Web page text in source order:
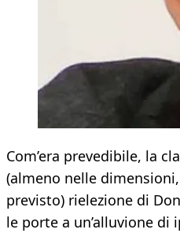
Com’era prevedibile, la
(almeno nelle
previsto) rielezione di
le porte a un’alluvione di